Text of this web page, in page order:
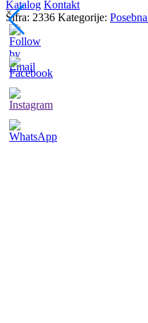
Katalog Kontakt
Šifra: 2336 Kategorije: